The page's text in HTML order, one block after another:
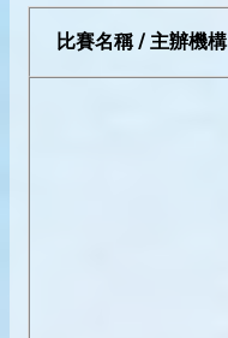
比賽名稱 / 主辦機構